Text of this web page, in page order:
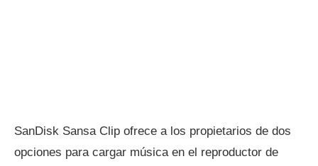
SanDisk Sansa Clip ofrece a los propietarios de dos
opciones para cargar música en el reproductor de